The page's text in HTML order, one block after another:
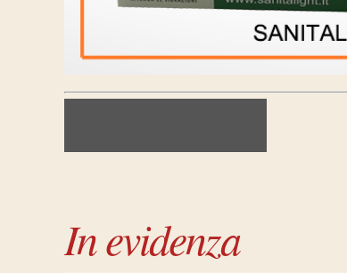
In evidenza